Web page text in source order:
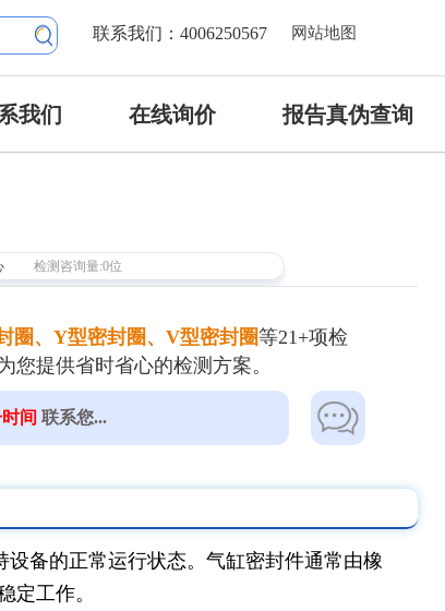
网站地图
联系我们：4006250567
我们 在线询价 报告真伪查询
检测咨询量:0位
圈、Y型密封圈、V型密封圈等21+项检
提供省时省心的检测方案。
间 联系您...
备的正常运行状态。气缸密封件通常由橡
定工作。